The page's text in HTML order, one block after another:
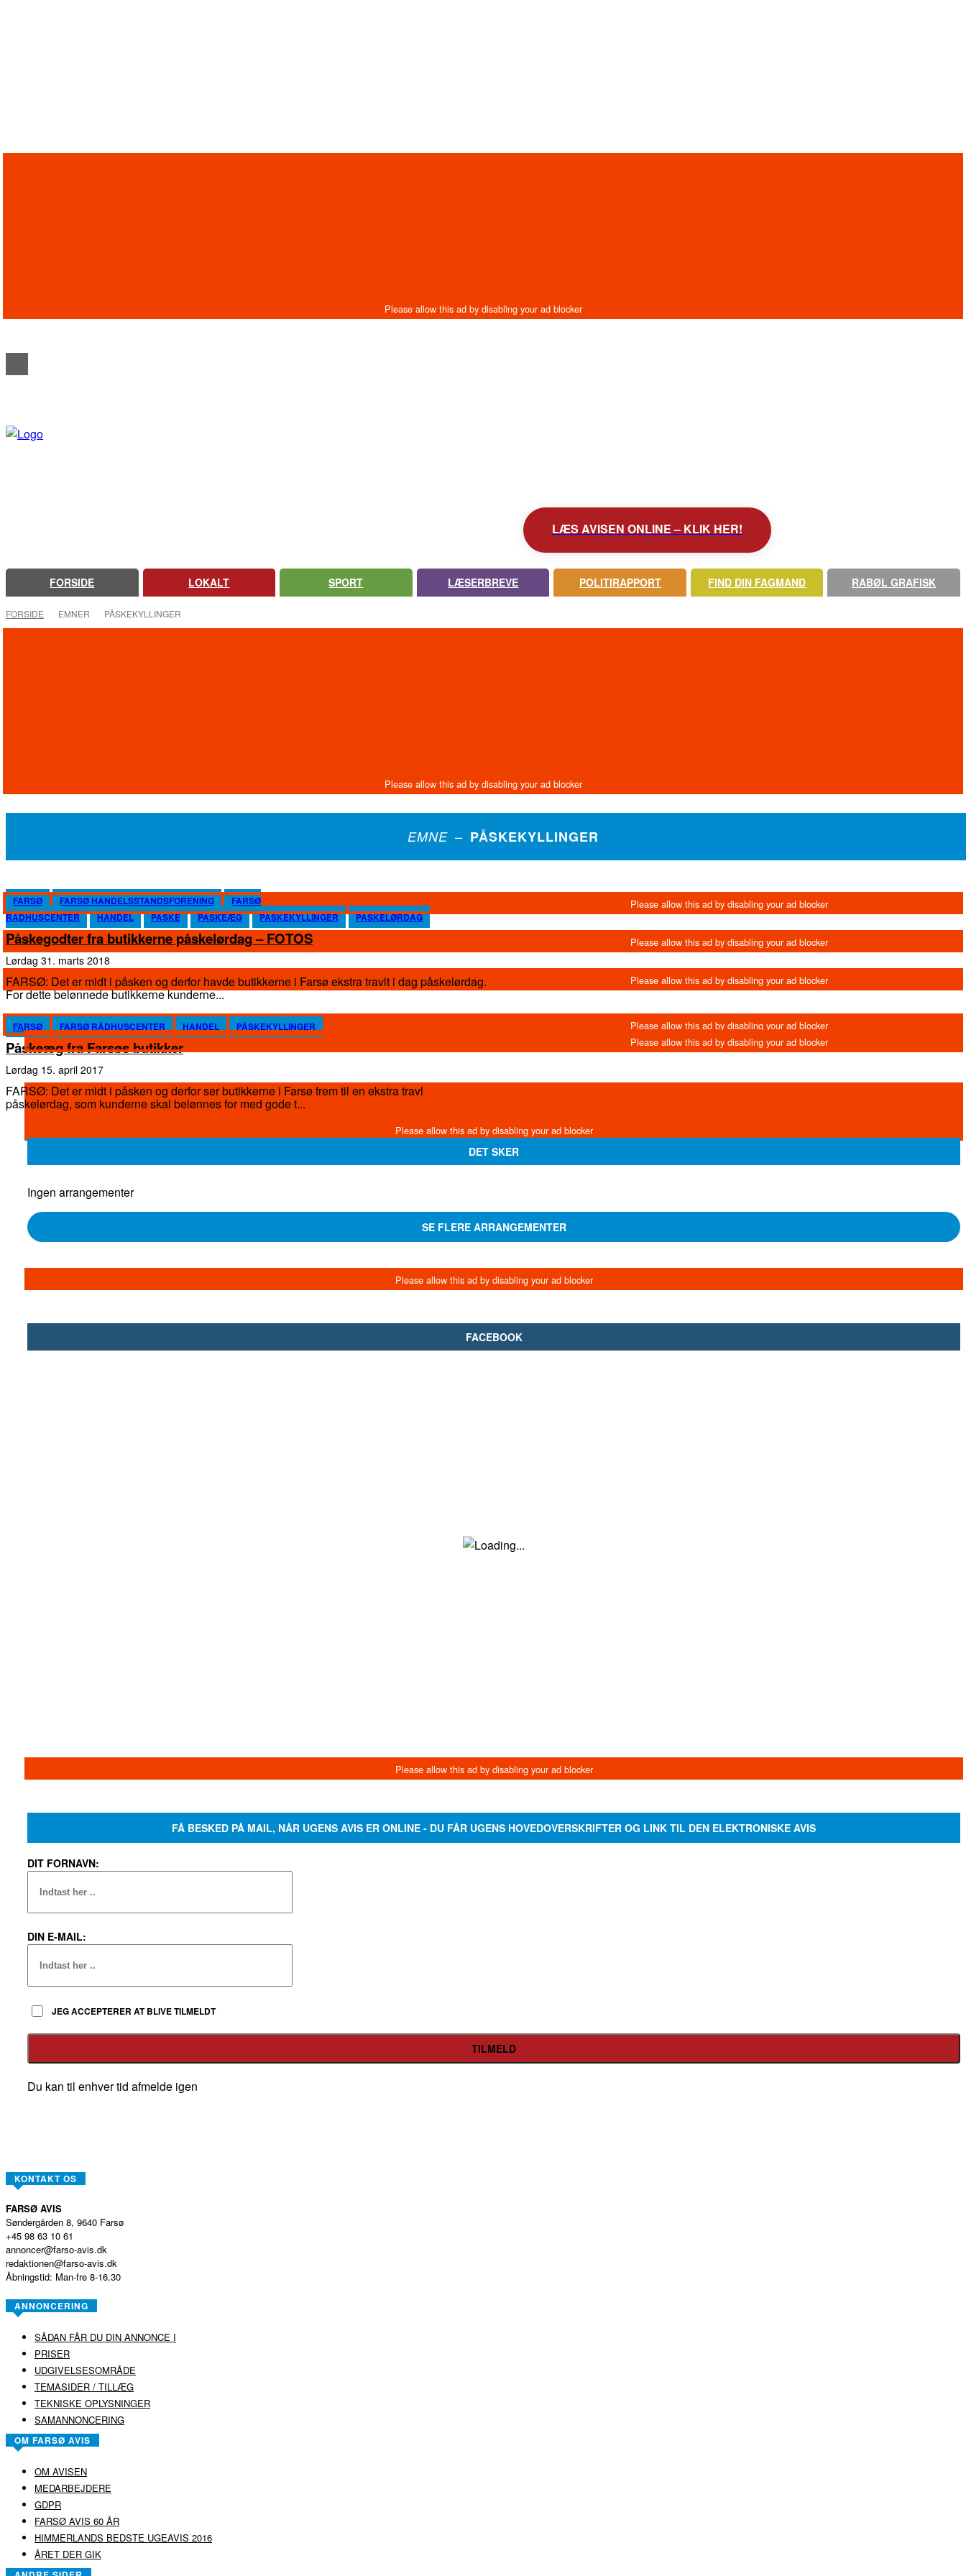
LÆS AVISEN ONLINE – KLIK HER!
FORSIDE LOKALT SPORT LÆSERBREVE POLITIRAPPORT FIND DIN FAGMAND RABØL GRAFISK
FORSIDE EMNER PÅSKEKYLLINGER
EMNE – PÅSKEKYLLINGER
FARSØ FARSØ HANDELSSTANDSFORENING
FARSØ
RÅDHUSCENTER
HANDEL PÅSKE PÅSKEÆG PÅSKEKYLLINGER PÅSKELØRDAG
Påskegodter fra butikkerne påskelørdag – FOTOS
lørdag 31. marts 2018
FARSØ: Det er midt i påsken og derfor havde butikkerne i Farsø ekstra travlt i dag påskelørdag.
For dette belønnede butikkerne kunderne...
FARSØ FARSØ RÅDHUSCENTER HANDEL PÅSKEKYLLINGER
Påskeæg fra Farsøs butikker
lørdag 15. april 2017
FARSØ: Det er midt i påsken og derfor ser butikkerne i Farsø frem til en ekstra travl
påskelørdag, som kunderne skal belønnes for med gode t...
DET SKER
Ingen arrangementer
SE FLERE ARRANGEMENTER
FACEBOOK
FÅ BESKED PÅ MAIL, NÅR UGENS AVIS ER ONLINE - DU FÅR UGENS HOVEDOVERSKRIFTER OG LINK TIL DEN ELEKTRONISKE AVIS
DIT FORNAVN:
DIN E-MAIL:
JEG ACCEPTERER AT BLIVE TILMELDT
Du kan til enhver tid afmelde igen
KONTAKT OS
FARSØ AVIS
Søndergården 8, 9640 Farsø
+45 98 63 10 61
annoncer@farso-avis.dk
redaktionen@farso-avis.dk
Åbningstid: Man-fre 8-16.30
ANNONCERING
SÅDAN FÅR DU DIN ANNONCE I
PRISER
UDGIVELSESOMRÅDE
TEMASIDER / TILLÆG
TEKNISKE OPLYSNINGER
SAMANNONCERING
OM FARSØ AVIS
OM AVISEN
MEDARBEJDERE
GDPR
FARSØ AVIS 60 ÅR
HIMMERLANDS BEDSTE UGEAVIS 2016
ÅRET DER GIK